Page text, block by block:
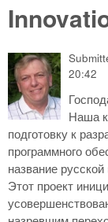
20:42
Наша
подготовку к
программного
название
Этот проект